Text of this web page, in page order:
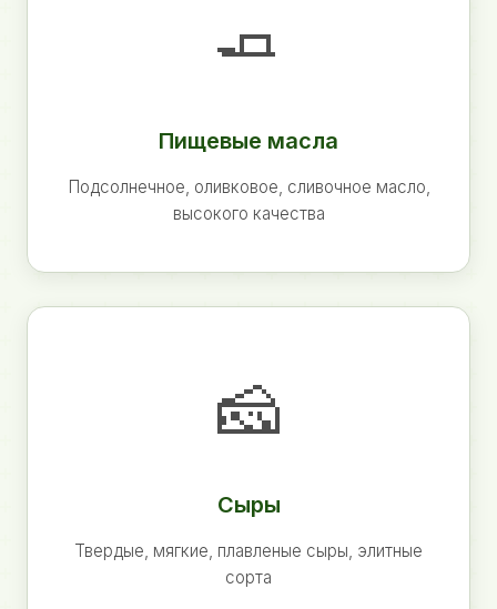
🧈
Пищевые масла
Подсолнечное, оливковое, сливочное масло,
высокого качества
🧀
Сыры
Твердые, мягкие, плавленые сыры, элитные
сорта